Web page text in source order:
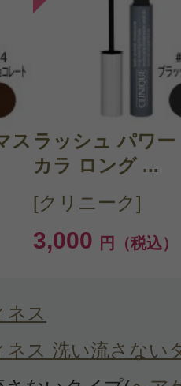
ー 様
ートメント効果/髪
ク
ごわした髪の毛を
る、手放せない商
日：2020年09月
ス ラッシュ パワー
カラ ロング ...
[クリニーク]
3,000 円（税込）
ネス
ネス 洗い流さない